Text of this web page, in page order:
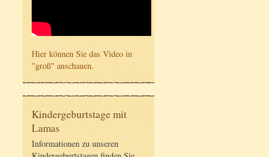
Hier können Sie das Video in
"groß" anschauen.
Kindergeburtstage mit
Lamas
Informationen zu unseren